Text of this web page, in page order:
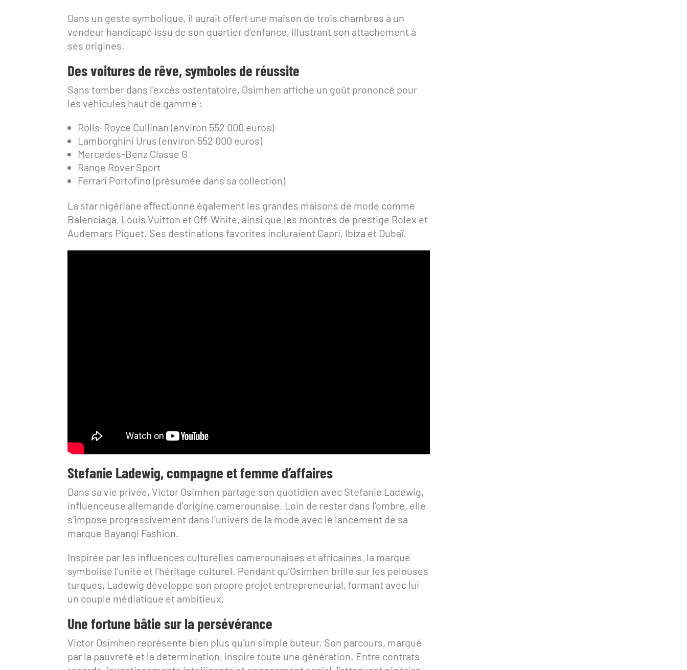
Dans un geste symbolique, il aurait offert une maison de trois chambres à un
vendeur handicapé issu de son quartier d’enfance, illustrant son attachement à
ses origines.
Des voitures de rêve, symboles de réussite
Sans tomber dans l’excès ostentatoire, Osimhen affiche un goût prononcé pour
les véhicules haut de gamme :
Rolls-Royce Cullinan (environ 552 000 euros)
Lamborghini Urus (environ 552 000 euros)
Mercedes-Benz Classe G
Range Rover Sport
Ferrari Portofino (présumée dans sa collection)
La star nigériane affectionne également les grandes maisons de mode comme
Balenciaga, Louis Vuitton et Off-White, ainsi que les montres de prestige Rolex et
Audemars Piguet. Ses destinations favorites incluraient Capri, Ibiza et Dubaï.
Stefanie Ladewig, compagne et femme d’affaires
Dans sa vie privée, Victor Osimhen partage son quotidien avec Stefanie Ladewig,
influenceuse allemande d’origine camerounaise. Loin de rester dans l’ombre, elle
s’impose progressivement dans l’univers de la mode avec le lancement de sa
marque Bayangi Fashion.
Inspirée par les influences culturelles camerounaises et africaines, la marque
symbolise l’unité et l’héritage culturel. Pendant qu’Osimhen brille sur les pelouses
turques, Ladewig développe son propre projet entrepreneurial, formant avec lui
un couple médiatique et ambitieux.
Une fortune bâtie sur la persévérance
Victor Osimhen représente bien plus qu’un simple buteur. Son parcours, marqué
par la pauvreté et la détermination, inspire toute une génération. Entre contrats